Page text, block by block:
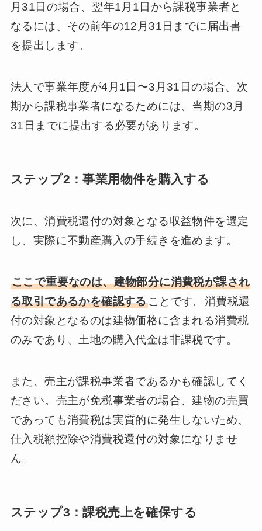
月31日の場合、翌年1月1日から課税事業者と
なるには、その前年の12月31日までに届出書
を提出します。
法人で事業年度が4月1日〜3月31日の場合、次
期から課税事業者になるためには、当期の3月
31日までに提出する必要があります。
ステップ2：事業用物件を購入する
次に、消費税還付の対象となる収益物件を選定
し、実際に不動産購入の手続きを進めます。
ここで重要なのは、建物部分に消費税が課され
る取引であるかを確認することです。消費税還
付の対象となるのは建物価格に含まれる消費税
のみであり、土地の購入代金は非課税です。
また、売主が課税事業者であるかも確認してく
ださい。売主が免税事業者の場合、建物の売買
であっても消費税は実質的に発生しないため、
仕入税額控除や消費税還付の対象になりませ
ん。
ステップ3：課税売上を確保する